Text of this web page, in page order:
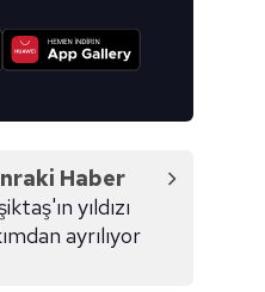
Haber
yıldızı
ayrılıyor